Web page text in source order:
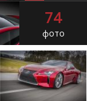
74
фото